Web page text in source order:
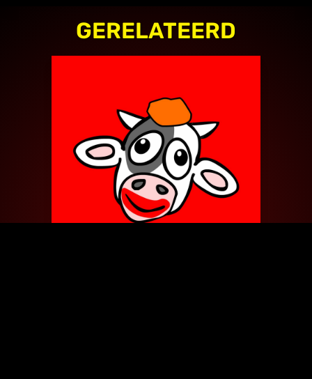
GERELATEERD